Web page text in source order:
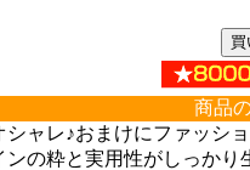
商品
ャレ♪おまけにファッシ
ンの粋と実用性がしっか